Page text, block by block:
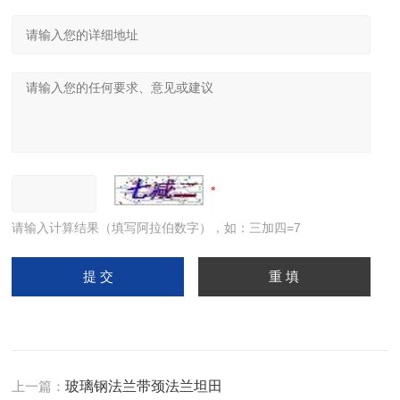
请输入计算结果（填写阿拉伯数字），如：三加四=7
上一篇：玻璃钢法兰带颈法兰坦田